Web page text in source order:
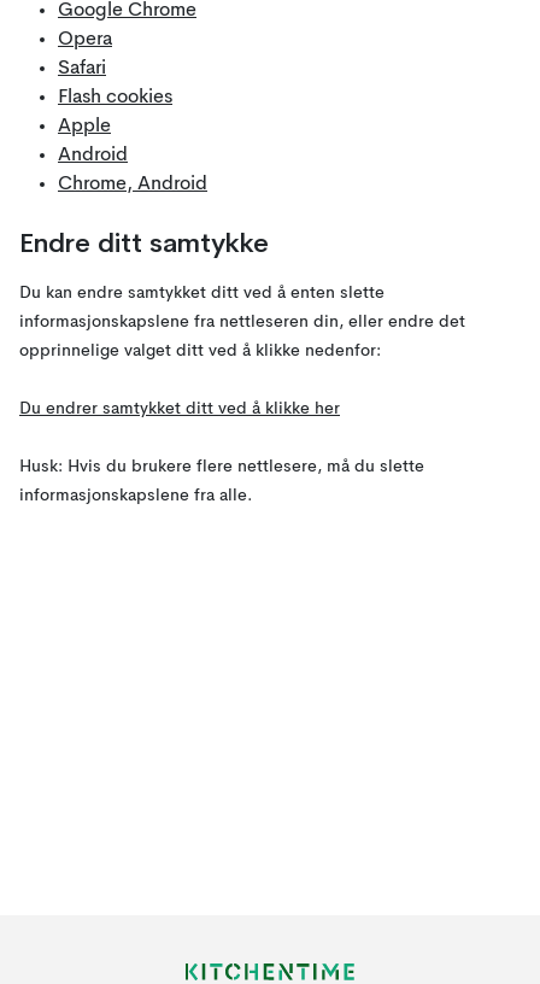
Google Chrome
Opera
Safari
Flash cookies
Apple
Android
Chrome, Android
Endre ditt samtykke
Du kan endre samtykket ditt ved å enten slette
informasjonskapslene fra nettleseren din, eller endre det
opprinnelige valget ditt ved å klikke nedenfor:
Du endrer samtykket ditt ved å klikke her
Husk: Hvis du brukere flere nettlesere, må du slette
informasjonskapslene fra alle.